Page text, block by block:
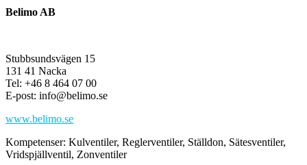
Belimo AB
Stubbsundsvägen 15
131 41 Nacka
Tel: +46 8 464 07 00
E-post: info@belimo.se
www.belimo.se
Kompetenser: Kulventiler, Reglerventiler, Ställdon, Sätesventiler,
Vridspjällventil, Zonventiler